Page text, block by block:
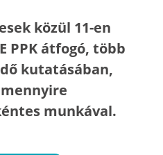
közül 11-en
PPK átfogó, több
kutatásában,
munkával.